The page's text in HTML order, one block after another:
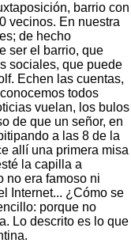
barrio con
vecinos. En nuestra
de hecho
ser el barrio, que
sociales, que puede
Echen las cuentas,
todos
vuelan, los bulos
de que un señor, en
a las 8 de la
allí una primera misa
la capilla a
no era famoso ni
Internet... ¿Cómo se
porque no
Lo descrito es lo que